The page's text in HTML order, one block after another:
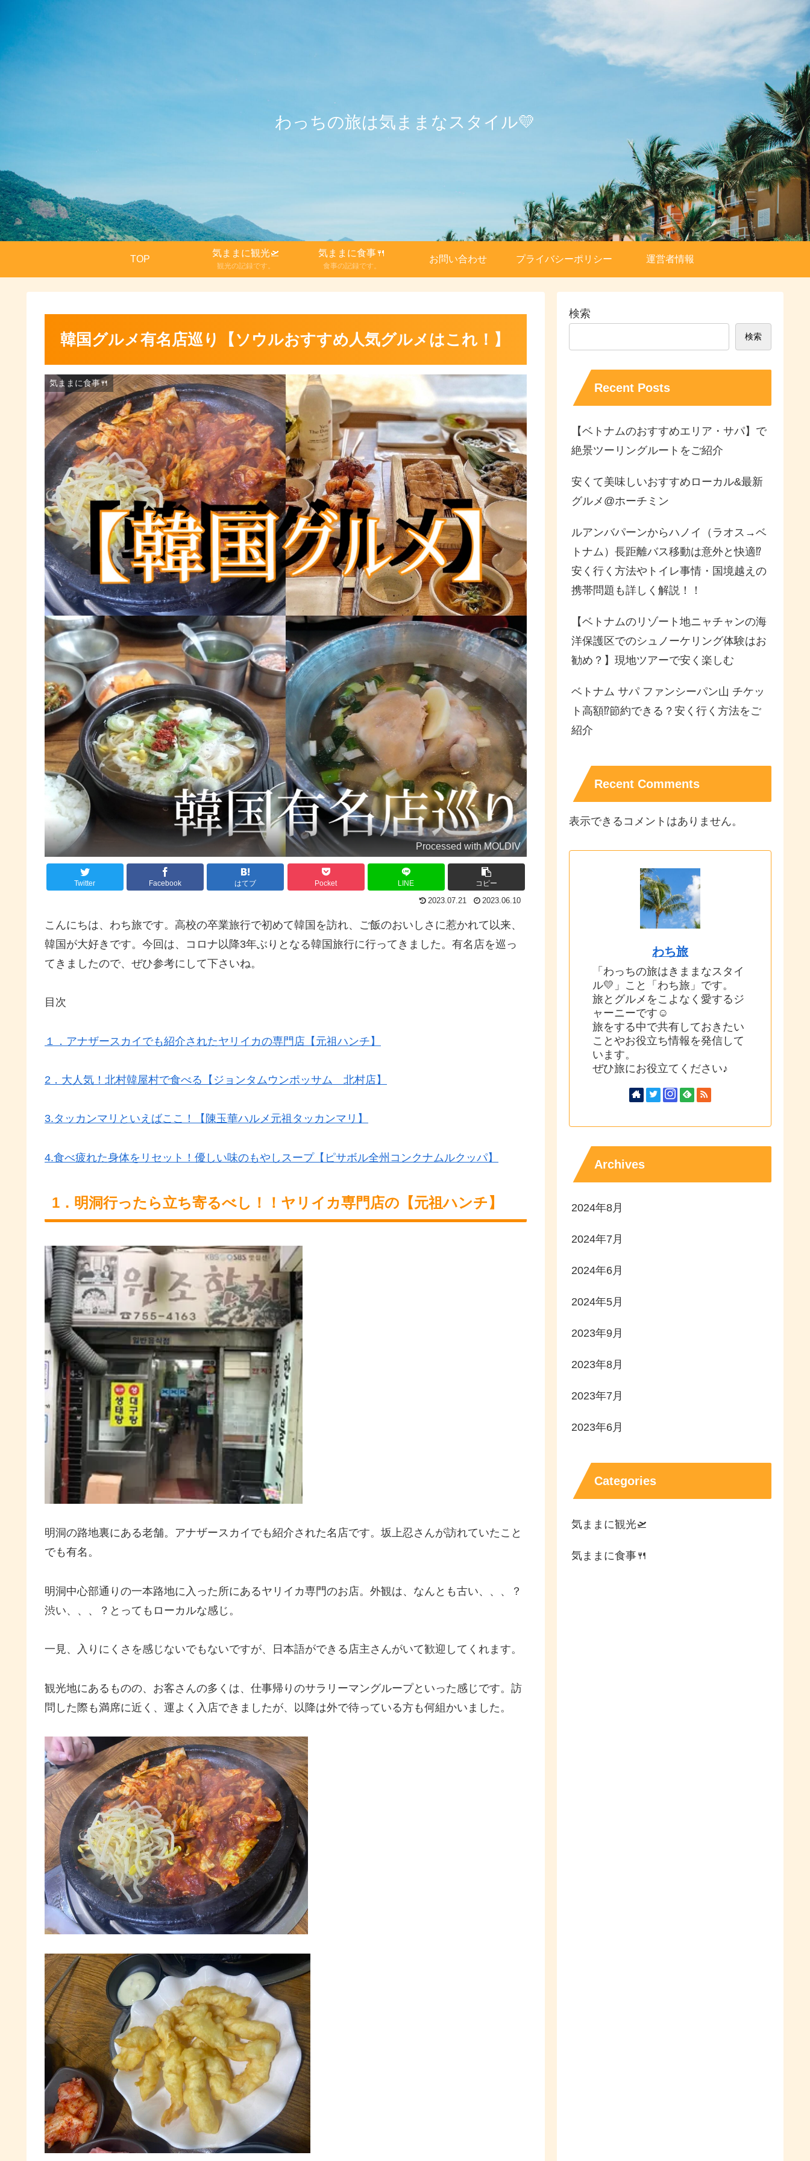
わっちの旅は気ままなスタイル💛
TOP
気ままに観光🛫
観光の記録です。
気ままに食事🍴
食事の記録です。
お問い合わせ プライバシーポリシー 運営者情報
韓国グルメ有名店巡り【ソウルおすすめ人気グルメはこれ！】
気ままに食事🍴
Processed with MOLDIV
Twitter Facebook はてブ Pocket LINE コピー
2023.07.21 2023.06.10
こんにちは、わち旅です。高校の卒業旅行で初めて韓国を訪れ、ご飯のおいしさに惹かれて以来、
韓国が大好きです。今回は、コロナ以降3年ぶりとなる韓国旅行に行ってきました。有名店を巡っ
てきましたので、ぜひ参考にして下さいね。
目次
１．アナザースカイでも紹介されたヤリイカの専門店【元祖ハンチ】
2．大人気！北村韓屋村で食べる【ジョンタムウンポッサム 北村店】
3.タッカンマリといえばここ！【陳玉華ハルメ元祖タッカンマリ】
4.食べ疲れた身体をリセット！優しい味のもやしスープ【ピサボル全州コンクナムルクッパ】
1．明洞行ったら立ち寄るべし！！ヤリイカ専門店の【元祖ハンチ】
明洞の路地裏にある老舗。アナザースカイでも紹介された名店です。坂上忍さんが訪れていたこと
でも有名。
明洞中心部通りの一本路地に入った所にあるヤリイカ専門のお店。外観は、なんとも古い、、、？
渋い、、、？とってもローカルな感じ。
一見、入りにくさを感じないでもないですが、日本語ができる店主さんがいて歓迎してくれます。
観光地にあるものの、お客さんの多くは、仕事帰りのサラリーマングループといった感じです。訪
問した際も満席に近く、運よく入店できましたが、以降は外で待っている方も何組かいました。
検索
検索
Recent Posts
【ベトナムのおすすめエリア・サパ】で
絶景ツーリングルートをご紹介
安くて美味しいおすすめローカル&最新
グルメ@ホーチミン
ルアンバパーンからハノイ（ラオス→ベ
トナム）長距離バス移動は意外と快適⁉︎
安く行く方法やトイレ事情・国境越えの
携帯問題も詳しく解説！！
【ベトナムのリゾート地ニャチャンの海
洋保護区でのシュノーケリング体験はお
勧め？】現地ツアーで安く楽しむ
ベトナム サパ ファンシーパン山 チケッ
ト高額⁉︎節約できる？安く行く方法をご
紹介
Recent Comments
表示できるコメントはありません。
わち旅
「わっちの旅はきままなスタイ
ル💛」こと「わち旅」です。
旅とグルメをこよなく愛するジ
ャーニーです☺
旅をする中で共有しておきたい
ことやお役立ち情報を発信して
います。
ぜひ旅にお役立てください♪
Archives
2024年8月
2024年7月
2024年6月
2024年5月
2023年9月
2023年8月
2023年7月
2023年6月
Categories
気ままに観光🛫
気ままに食事🍴